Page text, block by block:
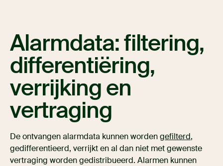
Alarmdata: filtering,
differentiëring,
verrijking en
vertraging
De ontvangen alarmdata kunnen wordengefilterd,
gedifferentieerd, verrijkt en al dan niet met gewenste
vertraging worden gedistribueerd. Alarmen kunnen